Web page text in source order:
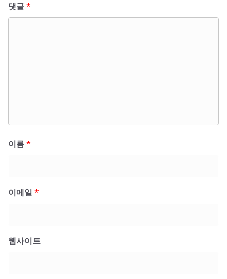
댓글*
이름*
이메일 *
웹사이트